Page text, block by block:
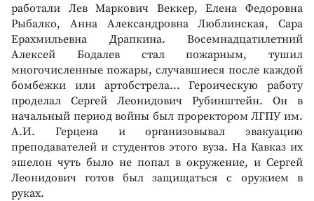
работали Лев Маркович Веккер, Елена Федоровна
Рыбалко, Анна Александровна Люблинская, Сара
Ерахмильевна Драпкина. Восемнадцатилетний
Алексей Бодалев стал пожарным, тушил
многочисленные пожары, случавшиеся после каждой
бомбежки или артобстрела... Героическую работу
проделал Сергей Леонидович Рубинштейн. Он в
начальный период войны был проректором ЛГПУ им.
А.И. Герцена и организовывал эвакуацию
преподавателей и студентов этого вуза. На Кавказ их
эшелон чуть было не попал в окружение, и Сергей
Леонидович готов был защищаться с оружием в
руках.